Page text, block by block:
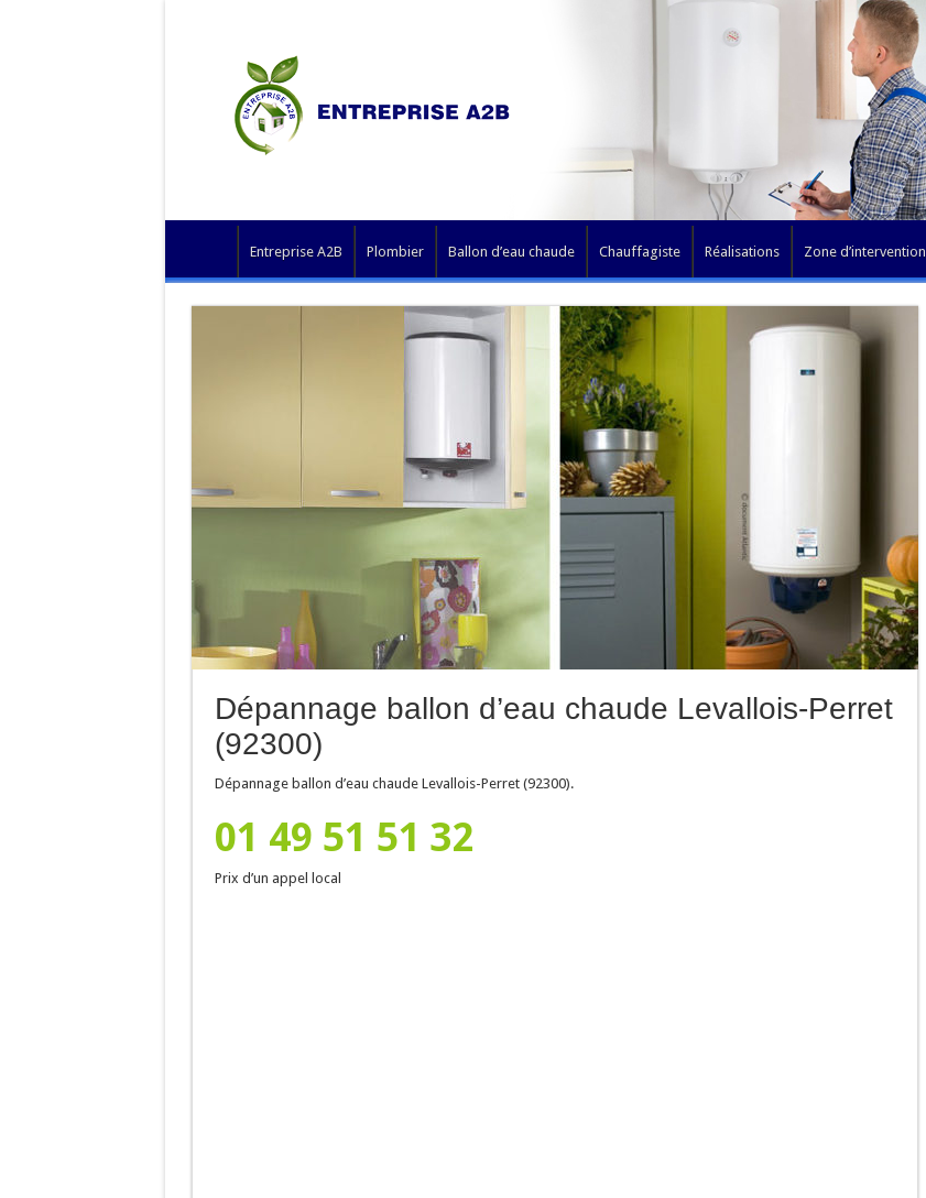
Entreprise A2B Plombier Ballon d’eau chaude Chauffagiste Réalisations Zone d’intervention
Dépannage ballon d’eau chaude Levallois-Perret
(92300)
Dépannage ballon d’eau chaude Levallois-Perret (92300).
01 49 51 51 32
Prix d’un appel local